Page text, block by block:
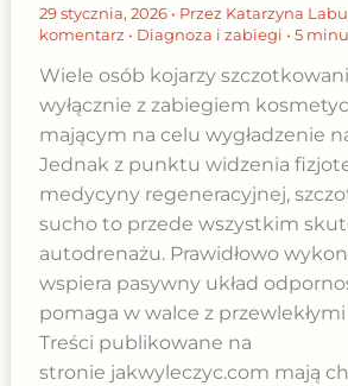
29 stycznia, 2026 • Przez Katarzyna
komentarz • Diagnoza i zabiegi • 5
Wiele osób kojarzy
wyłącznie z zabiegiem
mającym na celu wygładzenie
Jednak z punktu widzenia
medycyny regeneracyjnej,
sucho to przede wszystkim
autodrenażu. Prawidłowo
wspiera pasywny układ
pomaga w walce z
Treści publikowane na
stronie jakwyleczyc.com mają